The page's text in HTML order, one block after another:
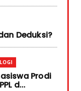
Deduksi?
Prodi
d...